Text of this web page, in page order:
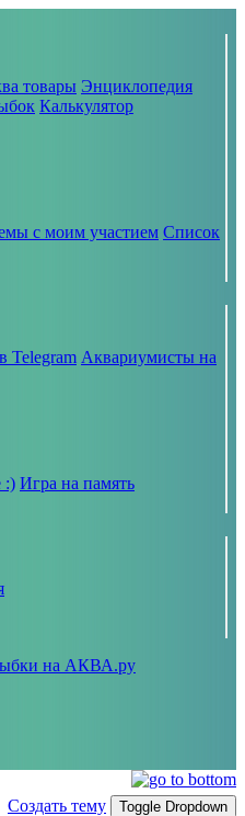
товары Энциклопедия
Калькулятор
с моим участием Список
Telegram Аквариумисты на
:) Игра на память
Создать тему
Toggle Dropdown